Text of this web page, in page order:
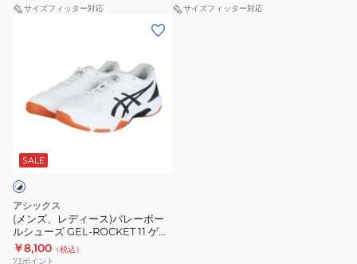
ROCKET
12
1073A081.101
サイズフィッター対応
ROCKET
サイズフィッター対応
ス)
バ
レ
ー
ボ
ー
SALE
アシックス
(メンズ、レディース)バレーボー
ルシューズ GEL-ROCKET 11 ゲル
ロケット 1073A065.101
￥8,100 （税込）
73ポイント